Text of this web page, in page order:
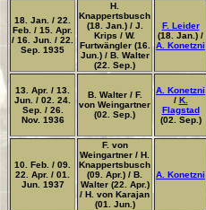
18. Jan. / 22.
Feb. / 15. Apr.
/ 16. Jun. / 22.
Sep. 1935
H.
Knappertsbusch
(18. Jan.) / J.
Krips / W.
Furtwängler (16.
Jun.) / B. Walter
(22. Sep.)
F. Leider
(18. Jan.) /
A. Konetzni
13. Apr. / 13.
Jun. / 02. 24.
Sep. / 26.
Nov. 1936
B. Walter / F.
von Weingartner
(02. Sep.)
A. Konetzni
/ K.
Flagstad
(02. Sep.)
10. Feb. / 09.
22. Apr. / 01.
Jun. 1937
F. von
Weingartner / H.
Knappertsbusch
(09. Apr.) / B.
Walter (22. Apr.)
/ H. von Karajan
(01. Jun.)
A. Konetzni